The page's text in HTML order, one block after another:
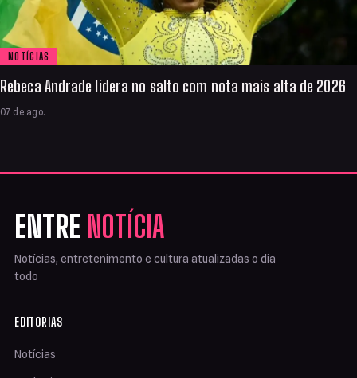
NOTÍCIAS
Rebeca Andrade lidera no salto com nota mais alta de 2026
07 de ago.
ENTRE NOTÍCIA
Notícias, entretenimento e cultura atualizadas o dia
todo
EDITORIAS
Notícias